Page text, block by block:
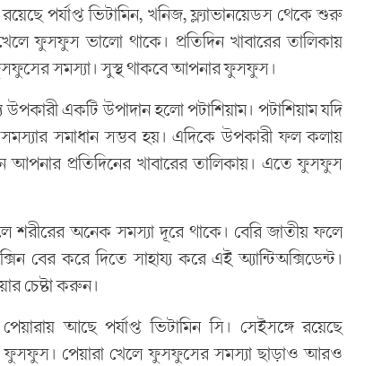
পর্যাপ্ত ভিটামিন, খনিজ, ফ্ল্যাভানয়েডস থেকে শুরু
ফুসফুস ভালো থাকে। প্রতিদিন খাবারের তালিকায়
সমস্যা। সুস্থ থাকবে আপনার ফুসফুস।
একটি উপাদান হলো পটাশিয়াম। পটাশিয়াম যদি
সমাধান সম্ভব হয়। এদিকে উপকারী ফল কলায়
প্রতিদিনের খাবারের তালিকায়। এতে ফুসফুস
শরীরের অনেক সমস্যা দূরে থাকে। বেরি জাতীয় ফলে
বের করে দিতে সাহায্য করে এই অ্যান্টিঅক্সিডেন্ট।
চেষ্টা করুন।
আছে পর্যাপ্ত ভিটামিন সি। সেইসঙ্গে রয়েছে
ফুসফুস। পেয়ারা খেলে ফুসফুসের সমস্যা ছাড়াও আরও